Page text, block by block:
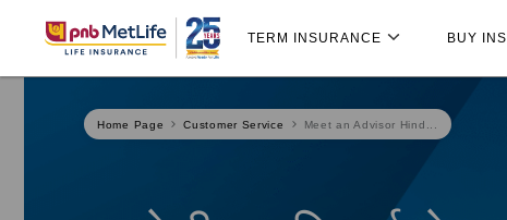
Skip Navigation
Navigation
TERM INSURANCE BUY
Home Page Customer Service Meet an Advisor Hind...